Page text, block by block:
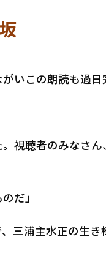
いこの朗読も過日
視聴者のみなさん
だ」
三浦主水正の生